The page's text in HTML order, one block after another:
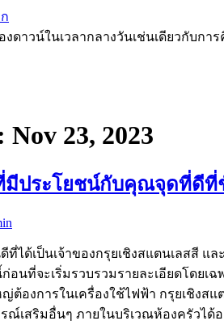
งดาวน์ในเวลากลางวันเช่นเดียวกับ
Nov 23, 2023
มีประโยชน์กับคุณจุดที่ดีที่
ที่ได้เป็นเจ้าของกรุยเชิงสแตนเลสสี
ก่อนที่จะเริ่มรวบรวมรายละเอียดโด
ต้องการในเครื่องใช้ไฟฟ้า กรุยเชิงส
สริมอื่นๆ ภายในบริเวณห้องครัวได้อ